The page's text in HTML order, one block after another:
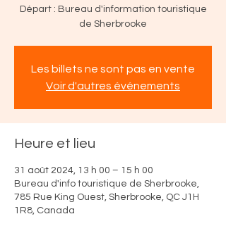
Départ : Bureau d'information touristique
de Sherbrooke
Les billets ne sont pas en vente
Voir d'autres événements
Heure et lieu
31 août 2024, 13 h 00 – 15 h 00
Bureau d'info touristique de Sherbrooke,
785 Rue King Ouest, Sherbrooke, QC J1H
1R8, Canada